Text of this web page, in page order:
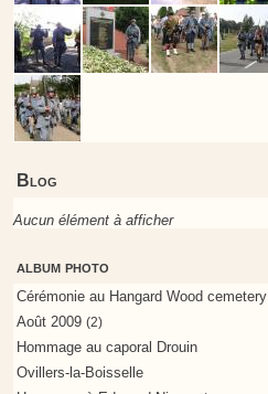
Blog
Aucun élément à afficher
album photo
Cérémonie au Hangard Wood cemetery
Août 2009 (2)
Hommage au caporal Drouin
Ovillers-la-Boisselle